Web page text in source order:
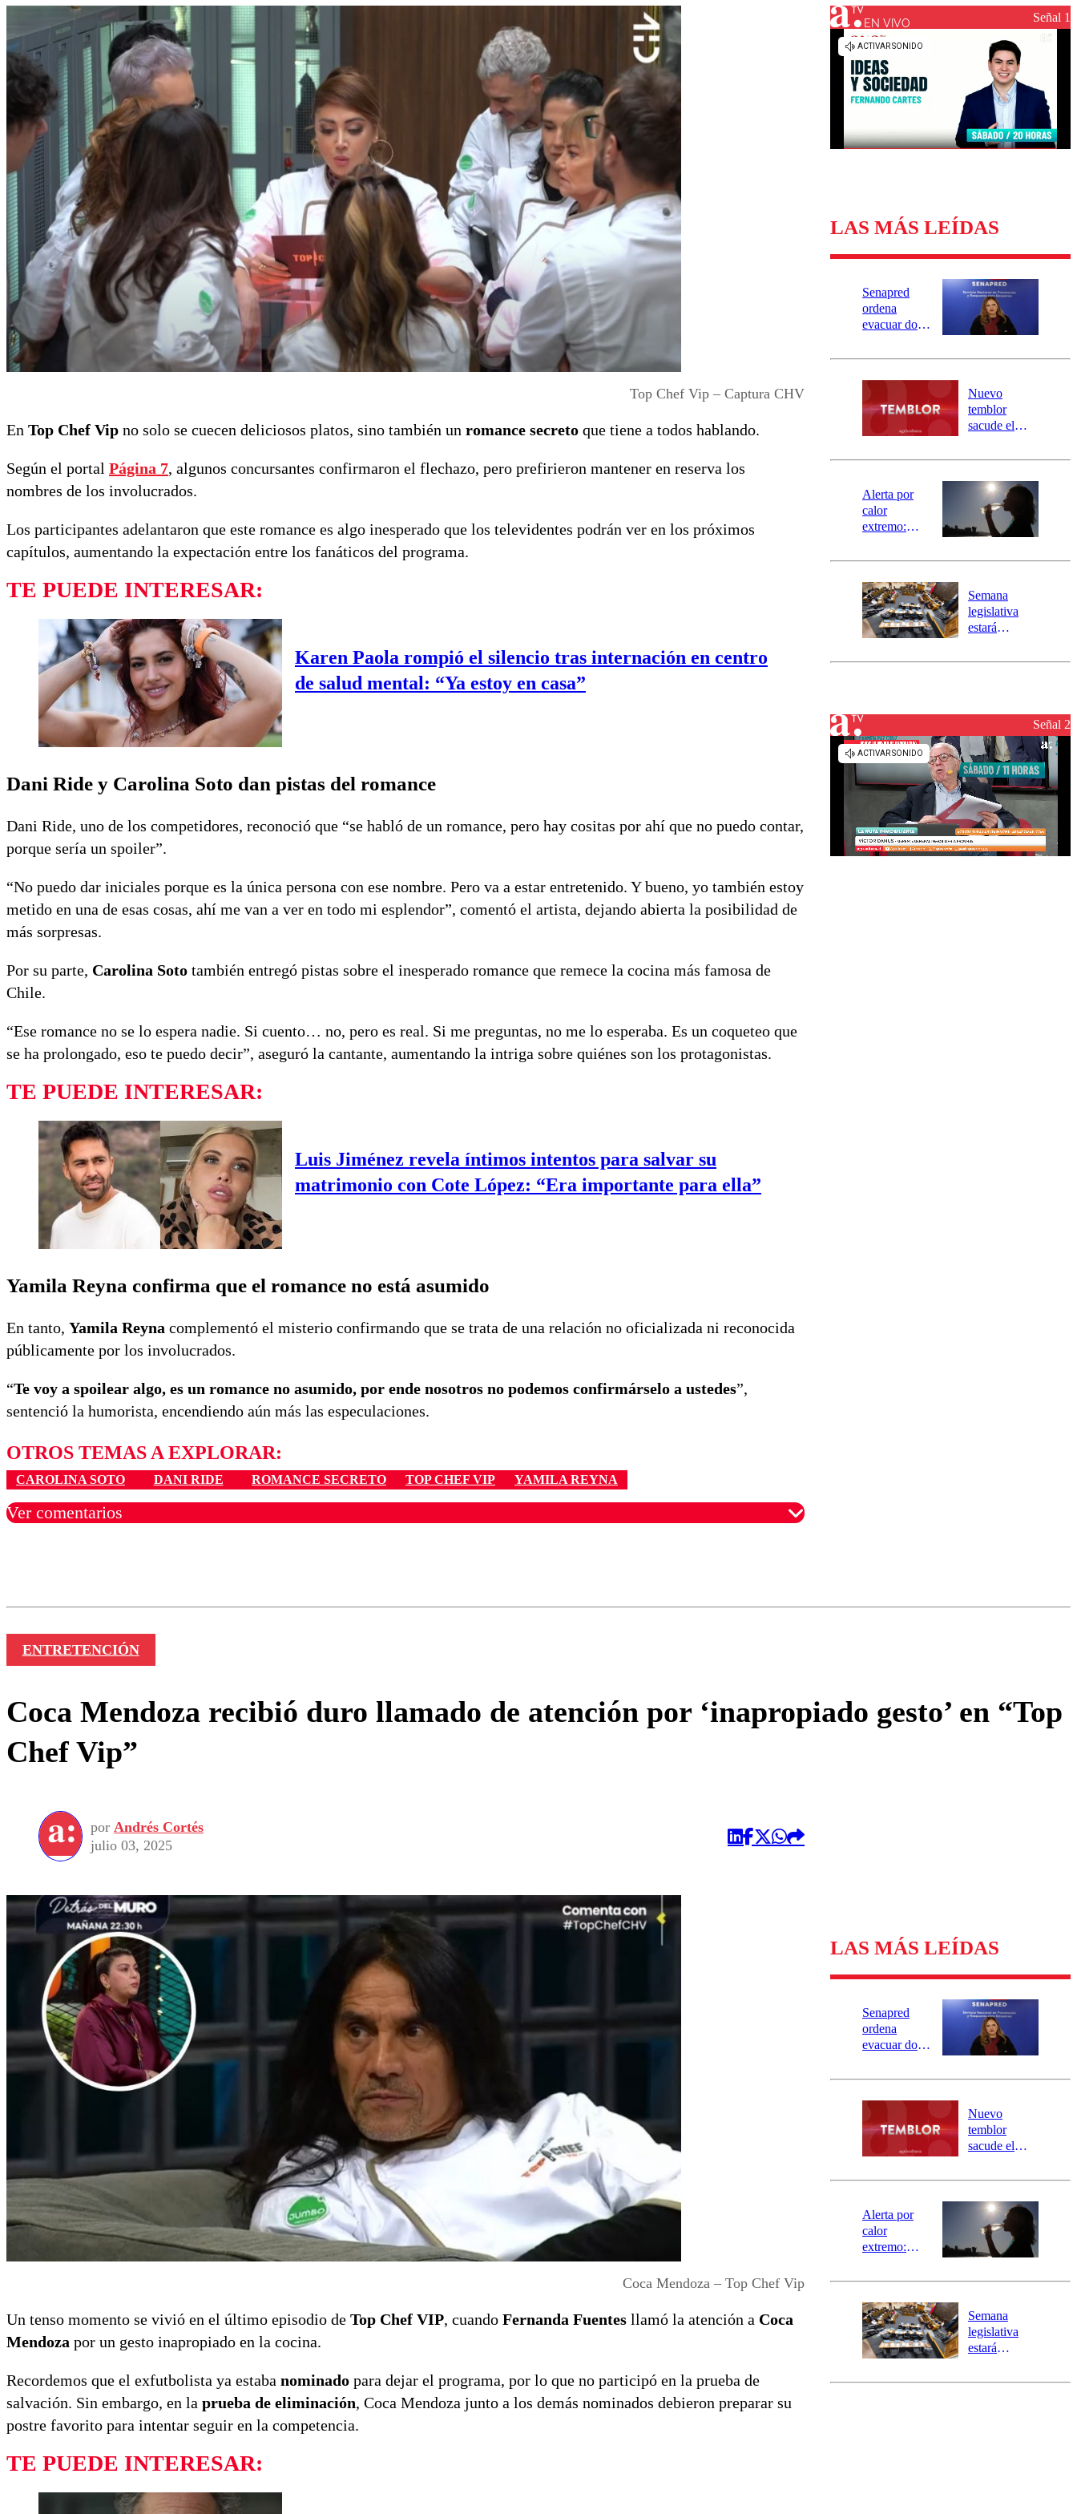
Universidad de Chile
Sustentabilidad
Top Chef Vip – Captura CHV
En Top Chef Vip no solo se cuecen deliciosos platos, sino también un romance secreto que tiene a todos hablando.
Según el portal Página 7, algunos concursantes confirmaron el flechazo, pero prefirieron mantener en reserva los
nombres de los involucrados.
Los participantes adelantaron que este romance es algo inesperado que los televidentes podrán ver en los próximos
capítulos, aumentando la expectación entre los fanáticos del programa.
TE PUEDE INTERESAR:
Karen Paola rompió el silencio tras internación en centro
de salud mental: “Ya estoy en casa”
Dani Ride y Carolina Soto dan pistas del romance
Dani Ride, uno de los competidores, reconoció que “se habló de un romance, pero hay cositas por ahí que no puedo contar,
porque sería un spoiler”.
“No puedo dar iniciales porque es la única persona con ese nombre. Pero va a estar entretenido. Y bueno, yo también estoy
metido en una de esas cosas, ahí me van a ver en todo mi esplendor”, comentó el artista, dejando abierta la posibilidad de
más sorpresas.
Por su parte, Carolina Soto también entregó pistas sobre el inesperado romance que remece la cocina más famosa de
Chile.
“Ese romance no se lo espera nadie. Si cuento… no, pero es real. Si me preguntas, no me lo esperaba. Es un coqueteo que
se ha prolongado, eso te puedo decir”, aseguró la cantante, aumentando la intriga sobre quiénes son los protagonistas.
TE PUEDE INTERESAR:
Luis Jiménez revela íntimos intentos para salvar su
matrimonio con Cote López: “Era importante para ella”
Yamila Reyna confirma que el romance no está asumido
En tanto, Yamila Reyna complementó el misterio confirmando que se trata de una relación no oficializada ni reconocida
públicamente por los involucrados.
“Te voy a spoilear algo, es un romance no asumido, por ende nosotros no podemos confirmárselo a ustedes”,
sentenció la humorista, encendiendo aún más las especulaciones.
OTROS TEMAS A EXPLORAR:
CAROLINA SOTO DANI RIDE ROMANCE SECRETO TOP CHEF VIP YAMILA REYNA
Ver comentarios
EN VIVO Señal 1
LAS MÁS LEÍDAS
Senapred
ordena
evacuar dos
Carahue por
río Damas:
activa
mensajería
SAE
Nuevo
temblor
sacude el
revisa la
epicentro
Alerta por
calor
extremo:
activa Alerta
Preventiva en
tres comunas
Semana
legislativa
estará
el fin de la
reconstrucciónSeñal 2
ENTRETENCIÓN
Coca Mendoza recibió duro llamado de atención por ‘inapropiado gesto’ en “Top
Chef Vip”
por Andrés Cortés
julio 03, 2025
Coca Mendoza – Top Chef Vip
Un tenso momento se vivió en el último episodio de Top Chef VIP, cuando Fernanda Fuentes llamó la atención a Coca
Mendoza por un gesto inapropiado en la cocina.
Recordemos que el exfutbolista ya estaba nominado para dejar el programa, por lo que no participó en la prueba de
salvación. Sin embargo, en la prueba de eliminación, Coca Mendoza junto a los demás nominados debieron preparar su
postre favorito para intentar seguir en la competencia.
TE PUEDE INTERESAR:
LAS MÁS LEÍDAS
Senapred
ordena
evacuar dos
Carahue por
río Damas:
activa
mensajería
SAE
Nuevo
temblor
sacude el
revisa la
epicentro
Alerta por
calor
extremo:
activa Alerta
Preventiva en
tres comunas
Semana
legislativa
estará
el fin de la